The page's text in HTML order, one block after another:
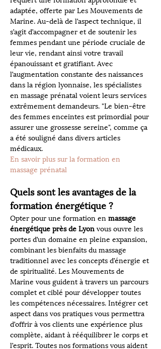
adaptée, offerte par Les Mouvements de
Marine. Au-delà de l’aspect technique, il
s’agit d’accompagner et de soutenir les
femmes pendant une période cruciale de
leur vie, rendant ainsi votre travail
épanouissant et gratifiant. Avec
l’augmentation constante des naissances
dans la région lyonnaise, les spécialistes
en massage prénatal voient leurs services
extrêmement demandeurs. "Le bien-être
des femmes enceintes est primordial pour
assurer une grossesse sereine", comme ça
a été souligné dans divers articles
médicaux.
En savoir plus sur la formation en
massage prénatal
Quels sont les avantages de la
formation énergétique ?
Opter pour une formation en massage
énergétique près de Lyon vous ouvre les
portes d’un domaine en pleine expansion,
combinant les bienfaits du massage
traditionnel avec les concepts d’énergie et
de spiritualité. Les Mouvements de
Marine vous guident à travers un parcours
complet et ciblé pour développer toutes
les compétences nécessaires. Intégrer cet
aspect dans vos pratiques vous permettra
d’offrir à vos clients une expérience plus
complète, aidant à rééquilibrer le corps et
l’esprit. Toutes nos formations vous aident